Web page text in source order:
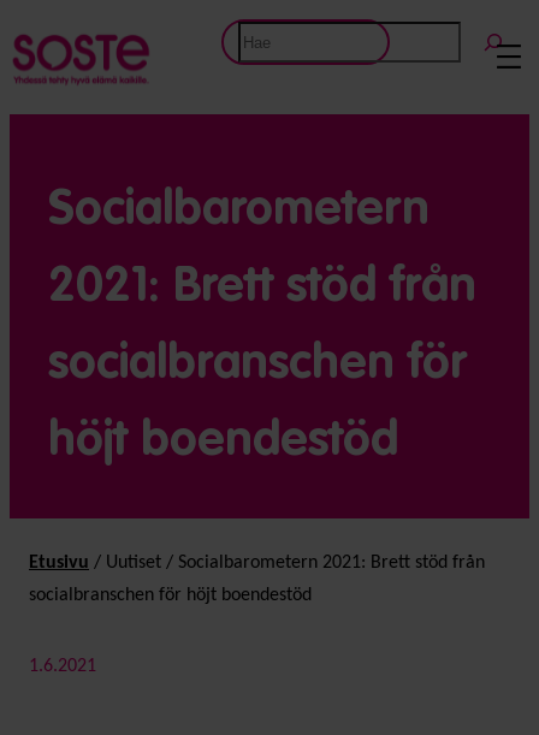
Etsi
Socialbarometern
2021: Brett stöd från
socialbranschen för
höjt boendestöd
Etusivu / Uutiset / Socialbarometern 2021: Brett stöd från
socialbranschen för höjt boendestöd
1.6.2021